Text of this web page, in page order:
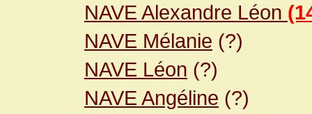
NAVE Alexandre Léon
NAVE Mélanie (?)
NAVE Léon (?)
NAVE Angéline (?)